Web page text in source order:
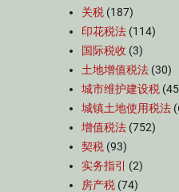
关税 (187)
印花税法 (114)
国际税收 (3)
土地增值税法 (30)
城市维护建设税
城镇土地使用税法
增值税法 (752)
契税 (93)
实务指引
(2)
房产税 (74)